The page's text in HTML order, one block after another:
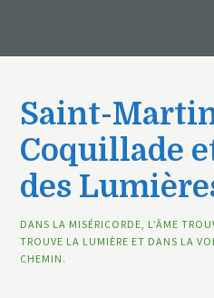
Saint-
Coquillade
des
DANS LA MISÉRICORDE, L’ÂME
TROUVE LA LUMIÈRE ET DANS LA
CHEMIN.